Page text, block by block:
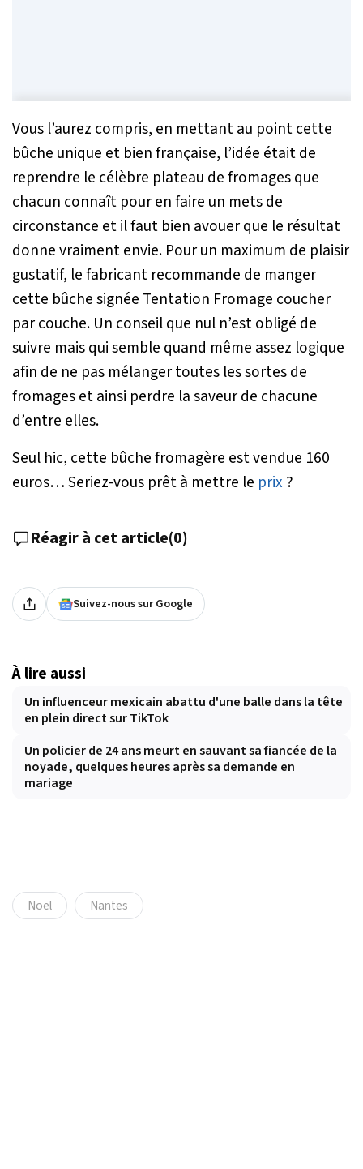
Vous l’aurez compris, en mettant au point cette
bûche unique et bien française, l’idée était de
reprendre le célèbre plateau de fromages que
chacun connaît pour en faire un mets de
circonstance et il faut bien avouer que le résultat
donne vraiment envie. Pour un maximum de plaisir
gustatif, le fabricant recommande de manger
cette bûche signée Tentation Fromage coucher
par couche. Un conseil que nul n’est obligé de
suivre mais qui semble quand même assez logique
afin de ne pas mélanger toutes les sortes de
fromages et ainsi perdre la saveur de chacune
d’entre elles.
Seul hic, cette bûche fromagère est vendue 160
euros… Seriez-vous prêt à mettre le prix ?
Réagir à cet article(0)
Suivez-nous sur Google
À lire aussi
Un influenceur mexicain abattu d'une balle dans la tête
en plein direct sur TikTok
Un policier de 24 ans meurt en sauvant sa fiancée de la
noyade, quelques heures après sa demande en
mariage
Noël Nantes